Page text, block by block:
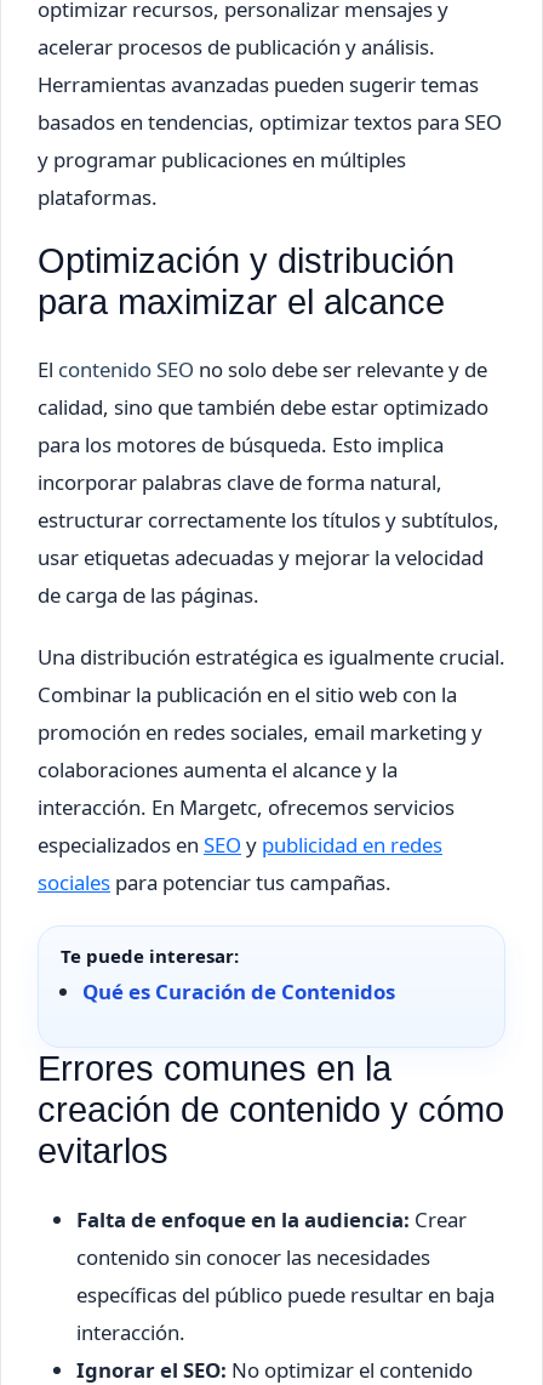
optimizar recursos, personalizar mensajes y
acelerar procesos de publicación y análisis.
Herramientas avanzadas pueden sugerir temas
basados en tendencias, optimizar textos para SEO
y programar publicaciones en múltiples
plataformas.
Optimización y distribución
para maximizar el alcance
El contenido SEO no solo debe ser relevante y de
calidad, sino que también debe estar optimizado
para los motores de búsqueda. Esto implica
incorporar palabras clave de forma natural,
estructurar correctamente los títulos y subtítulos,
usar etiquetas adecuadas y mejorar la velocidad
de carga de las páginas.
Una distribución estratégica es igualmente crucial.
Combinar la publicación en el sitio web con la
promoción en redes sociales, email marketing y
colaboraciones aumenta el alcance y la
interacción. En Margetc, ofrecemos servicios
especializados en SEO y publicidad en redes
sociales para potenciar tus campañas.
Te puede interesar:
Qué es Curación de Contenidos
Errores comunes en la
creación de contenido y cómo
evitarlos
Falta de enfoque en la audiencia: Crear
contenido sin conocer las necesidades
específicas del público puede resultar en baja
interacción.
Ignorar el SEO: No optimizar el contenido